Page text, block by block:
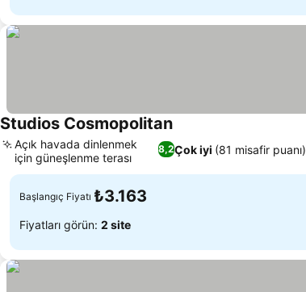
Studios CosmopolitanFiyatları görün
8,2Çok iyi (81 misafir puanı)
Açık havada dinlenmek
için güneşlenme terası
Başlangıç Fiyatı ₺3.163
Fiyatları görün: 2 site